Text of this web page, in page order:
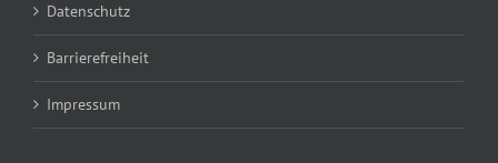
Datenschutz
Barrierefreiheit
Impressum